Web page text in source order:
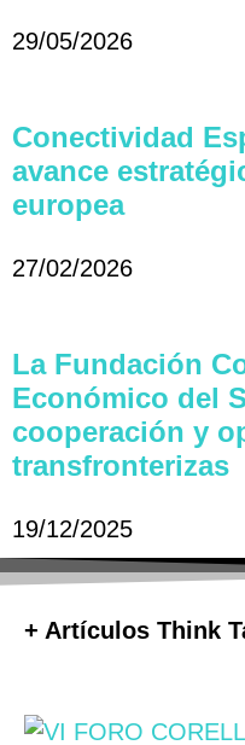
29/05/2026
Conectividad
avance
europea
27/02/2026
La Fundación
Económico del
cooperación y
transfronterizas
19/12/2025
+ Artículos Think